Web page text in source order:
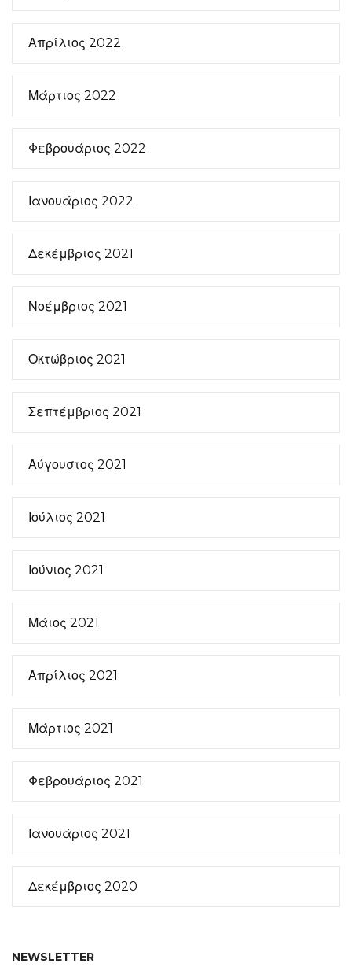
Απρίλιος 2022
Μάρτιος 2022
Φεβρουάριος 2022
Ιανουάριος 2022
Δεκέμβριος 2021
Νοέμβριος 2021
Οκτώβριος 2021
Σεπτέμβριος 2021
Αύγουστος 2021
Ιούλιος 2021
Ιούνιος 2021
Μάιος 2021
Απρίλιος 2021
Μάρτιος 2021
Φεβρουάριος 2021
Ιανουάριος 2021
Δεκέμβριος 2020
NEWSLETTER